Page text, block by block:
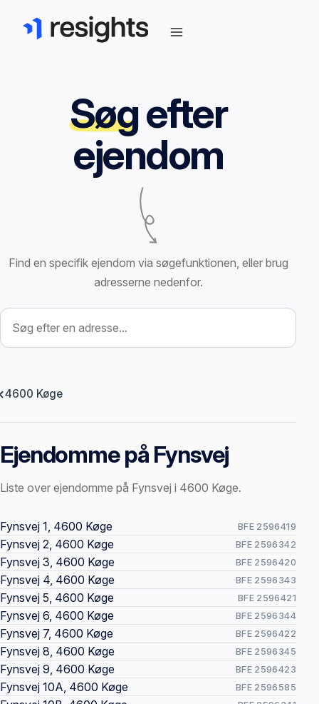
Søgefter
ejendom
Find en specifik ejendom via søgefunktionen, eller brug
adresserne nedenfor.
Søg efter ejendom
4600 Køge
Ejendomme på Fynsvej
Liste over ejendomme på Fynsvej i 4600 Køge.
Offentlige ejendomssider
Fynsvej 1, 4600 Køge BFE 2596419
Fynsvej 2, 4600 Køge BFE 2596342
Fynsvej 3, 4600 Køge BFE 2596420
Fynsvej 4, 4600 Køge BFE 2596343
Fynsvej 5, 4600 Køge BFE 2596421
Fynsvej 6, 4600 Køge BFE 2596344
Fynsvej 7, 4600 Køge BFE 2596422
Fynsvej 8, 4600 Køge BFE 2596345
Fynsvej 9, 4600 Køge BFE 2596423
Fynsvej 10A, 4600 Køge BFE 2596585